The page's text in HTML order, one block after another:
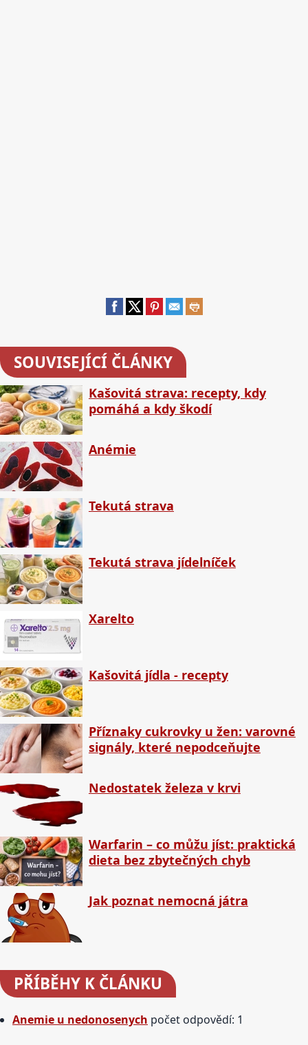
SOUVISEJÍCÍ ČLÁNKY
Kašovitá strava: recepty, kdy
pomáhá a kdy škodí
Anémie
Tekutá strava
Tekutá strava jídelníček
Xarelto
Kašovitá jídla - recepty
Příznaky cukrovky u žen: varovné
signály, které nepodceňujte
Nedostatek železa v krvi
Warfarin – co můžu jíst: praktická
dieta bez zbytečných chyb
Jak poznat nemocná játra
PŘÍBĚHY K ČLÁNKU
Anemie u nedonosenych počet odpovědí: 1